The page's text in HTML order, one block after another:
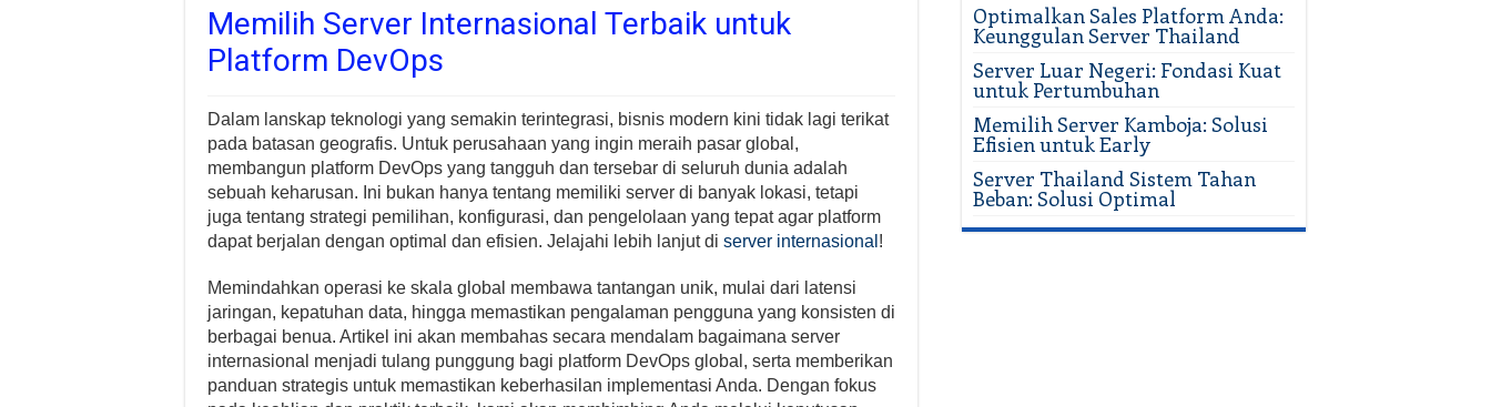
Memilih Server Internasional Terbaik untuk
Platform DevOps
Dalam lanskap teknologi yang semakin terintegrasi, bisnis modern kini tidak lagi terikat
pada batasan geografis. Untuk perusahaan yang ingin meraih pasar global,
membangun platform DevOps yang tangguh dan tersebar di seluruh dunia adalah
sebuah keharusan. Ini bukan hanya tentang memiliki server di banyak lokasi, tetapi
juga tentang strategi pemilihan, konfigurasi, dan pengelolaan yang tepat agar platform
dapat berjalan dengan optimal dan efisien. Jelajahi lebih lanjut di server internasional !
Memindahkan operasi ke skala global membawa tantangan unik, mulai dari latensi
jaringan, kepatuhan data, hingga memastikan pengalaman pengguna yang konsisten di
berbagai benua. Artikel ini akan membahas secara mendalam bagaimana server
internasional menjadi tulang punggung bagi platform DevOps global, serta memberikan
panduan strategis untuk memastikan keberhasilan implementasi Anda. Dengan fokus
Optimalkan Sales Platform Anda:
Keunggulan Server Thailand
Server Luar Negeri: Fondasi Kuat
untuk Pertumbuhan
Memilih Server Kamboja: Solusi
Efisien untuk Early
Server Thailand Sistem Tahan
Beban: Solusi Optimal